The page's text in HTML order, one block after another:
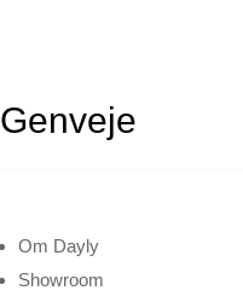
Genveje
Om Dayly
Showroom